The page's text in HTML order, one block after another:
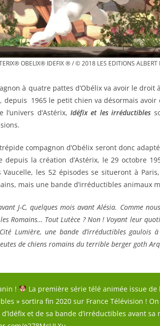
OBELIX® IDEFIX ® / © 2018 LES EDITIONS ALBERT
à quatre pattes d’Obélix va avoir le
depuis 1965 le petit chien va désormais
l’univers d’Astérix,Idéfix et les irréductibles
compagnon d’Obélix seront donc
depuis la création d’Astérix, le 29 octobre
Vaucelle, les 52 épisodes se situeront à
mais une bande d’irréductibles animaux
J-C, quelques mois avant Alésia. Comme
Romains… Tout Lutèce ? Non ! Voyant leur
Lumière, une bande d’irréductibles gaulois
de chiens romains du terrible berger goth
!
La première série télé animée issue de
» sortira fin 2020 sur France Télévision !
d’Idéfix et de sa bande d’irréductibles avant